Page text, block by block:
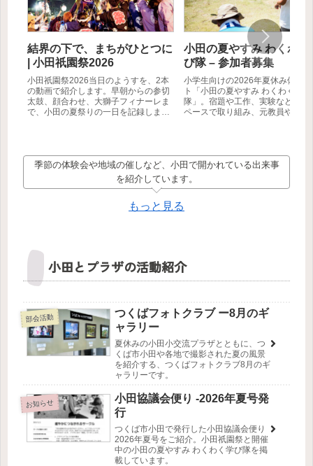
結界の下で、まちがひとつに
| 小田祇園祭2026
小田祇園祭2026当日のようすを、2本
の動画で紹介します。早朝からの参切
太鼓、顔合わせ、大獅子フィナーレま
で、小田の夏祭りの一日を記録しまし
小田の夏やすみ わくわく
び隊 – 参加者募集
小学生向けの2026年夏休み体験
ト「小田の夏やすみ わくわく学び
隊」。宿題や工作、実験などに自
ペースで取り組み、元教員や筑波
季節の体験会や地域の催しなど、小田で開かれている出来事
を紹介しています。
もっと見る
小田とプラザの活動紹介
部会活動
つくばフォトクラブ ー8月のギ
ャラリー
夏休みの小田小交流プラザとともに、つ
くば市小田や各地で撮影された夏の風景
を紹介する、つくばフォトクラブ8月のギ
ャラリーです。
お知らせ
小田協議会便り -2026年夏号発
行
つくば市小田で発行した小田協議会便り
2026年夏号をご紹介。小田祇園祭と開催
中の小田の夏やすみ わくわく学び隊を掲
載しています。